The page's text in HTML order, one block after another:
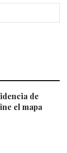
de
el mapa